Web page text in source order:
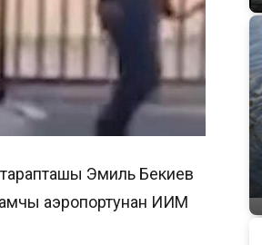
Эмиль Бекиев
аэропортунан ИИМ